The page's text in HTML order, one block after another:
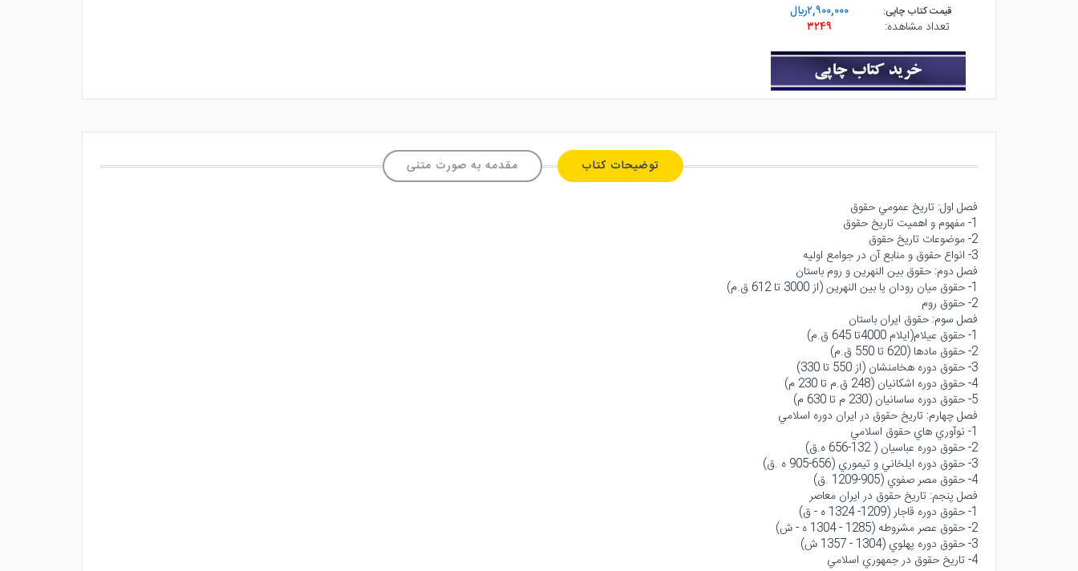
قیمت کتاب چاپی:
۲,۹۰۰,۰۰۰ريال
تعداد مشاهده:
۳۲۴۹
توضیحات کتاب مقدمه به صورت متنی
فصل اول: تاريخ عمومي حقوق
1- مفهوم و اهميت تاريخ حقوق
2- موضوعات تاريخ حقوق
3- انواع حقوق و منابع آن در جوامع اوليه
فصل دوم: حقوق بين النهرين و روم باستان
1- حقوق ميان رودان يا بين النهرين (از 3000 تا 612 ق.م)
2- حقوق روم
فصل سوم: حقوق ايران باستان
1- حقوق عيلام(ايلام 4000تا 645 ق.م)
2- حقوق مادها (620 تا 550 ق.م)
3- حقوق دوره هخامنشان (از 550 تا 330)
4- حقوق دوره اشكانيان (248 ق.م تا 230 م)
5- حقوق دوره ساسانيان (230 م تا 630 م)
فصل چهارم: تاريخ حقوق در ايران دوره اسلامي
1- نوآوري هاي حقوق اسلامي
2- حقوق دوره عباسيان ( 132-656 ه.ق)
3- حقوق دوره ايلخاني و تيموري (656-905 ه .ق)
4- حقوق مصر صفوي (905-1209 .ق)
فصل پنجم: تاريخ حقوق در ايران معاصر
1- حقوق دوره قاجار (1209- 1324 ه - ق)
2- حقوق عصر مشروطه (1285 - 1304 ه - ش)
3- حقوق دوره پهلوي (1304 - 1357 ش)
4- تاريخ حقوق در جمهوري اسلامي